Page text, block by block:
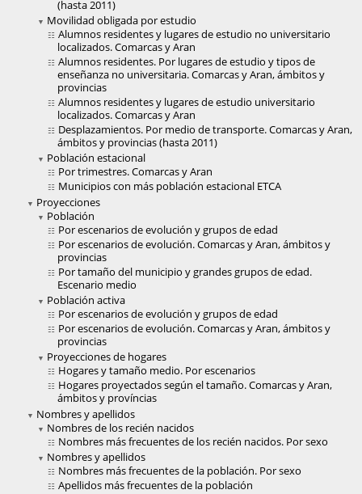
(hasta 2011)
Movilidad obligada por estudio
Alumnos residentes y lugares de estudio no universitario
localizados. Comarcas y Aran
Alumnos residentes. Por lugares de estudio y tipos de
enseñanza no universitaria. Comarcas y Aran, ámbitos y
provincias
Alumnos residentes y lugares de estudio universitario
localizados. Comarcas y Aran
Desplazamientos. Por medio de transporte. Comarcas y Aran,
ámbitos y provincias (hasta 2011)
Población estacional
Por trimestres. Comarcas y Aran
Municipios con más población estacional ETCA
Proyecciones
Población
Por escenarios de evolución y grupos de edad
Por escenarios de evolución. Comarcas y Aran, ámbitos y
provincias
Por tamaño del municipio y grandes grupos de edad.
Escenario medio
Población activa
Por escenarios de evolución y grupos de edad
Por escenarios de evolución. Comarcas y Aran, ámbitos y
provincias
Proyecciones de hogares
Hogares y tamaño medio. Por escenarios
Hogares proyectados según el tamaño. Comarcas y Aran,
ámbitos y províncias
Nombres y apellidos
Nombres de los recién nacidos
Nombres más frecuentes de los recién nacidos. Por sexo
Nombres y apellidos
Nombres más frecuentes de la población. Por sexo
Apellidos más frecuentes de la población